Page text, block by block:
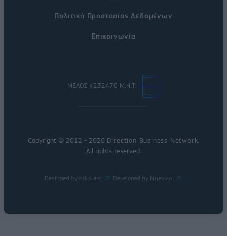
Πολιτική Προστασίας Δεδομένων
Επικοινωνία
ΜΕΛΟΣ #232470 Μ.Η.Τ.
Copyright © 2012 - 2026 Direction Business Network
All rights reserved.
Designed by nikolas Developed by Nuevvo